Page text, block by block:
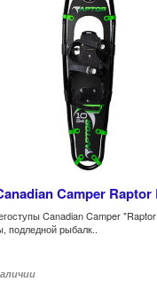
Camper Raptor
Canadian Camper
подледной рыбалк..